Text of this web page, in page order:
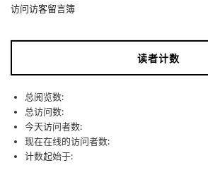
访问访客留言簿
读者计数
总阅览数:
总访问数:
今天访问者数:
现在在线的访问者数:
计数起始于: